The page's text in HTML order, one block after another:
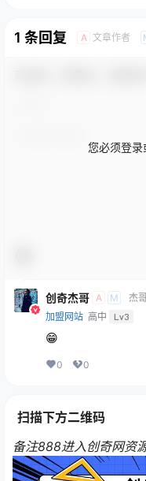
1 条回复 A 文章作者
您必须登
创奇杰哥 A M
杰
加盟网站 高中 Lv3
😁
0 0
扫描下方二维码
备注888进入创奇网资